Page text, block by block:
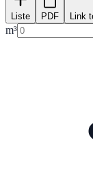
Liste PDF Link
m³